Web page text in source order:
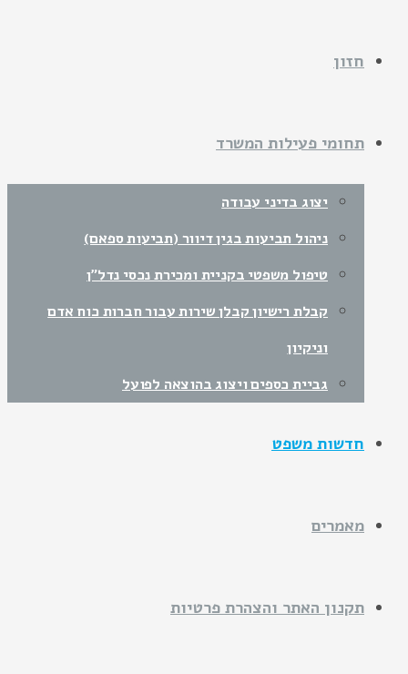
חזון
תחומי פעילות המשרד
יצוג בדיני עבודה
ניהול תביעות בגין דיוור (תביעות ספאם)
טיפול משפטי בקניית ומכירת נכסי נדל"ן
קבלת רישיון קבלן שירות עבור חברות כוח אדם
וניקיון
גביית כספים ויצוג בהוצאה לפועל
חדשות משפט
מאמרים
תקנון האתר והצהרת פרטיות